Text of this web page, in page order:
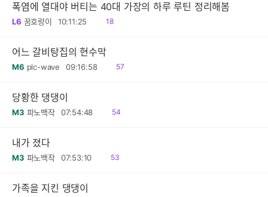
폭염에 열대야 버티는 40대 가장의 하루 루틴 정리해봄
L6 꿈호랑이 10:11:25
읽
18
어느 갈비탕집의 현수막
M6 plc-wave 09:16:58
읽
57
당황한 댕댕이
M3 파노백작 07:54:48
읽
54
내가 졌다
M3 파노백작 07:53:10
읽
53
가족을 지킨 댕댕이